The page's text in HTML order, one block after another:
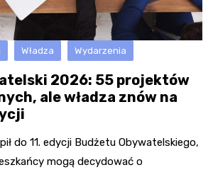
Władza Wydarzenia
2026: 55 projektów
ale władza znów na
do 11. edycji Budżetu Obywatelskiego,
mogą decydować o